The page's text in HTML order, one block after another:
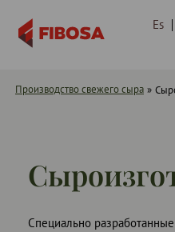
Перейти
Es
Производство свежего сыра »
Специально